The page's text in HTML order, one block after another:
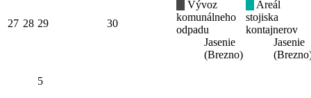
27 28 29 30
Vývoz
komunálneho
odpadu
Jasenie
(Brezno)
Areál
stojiska
kontajnerov
Jasenie
5